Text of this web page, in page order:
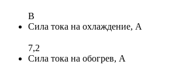
B
Сила тока на охлаждение, А
7,2
Сила тока на обогрев, А